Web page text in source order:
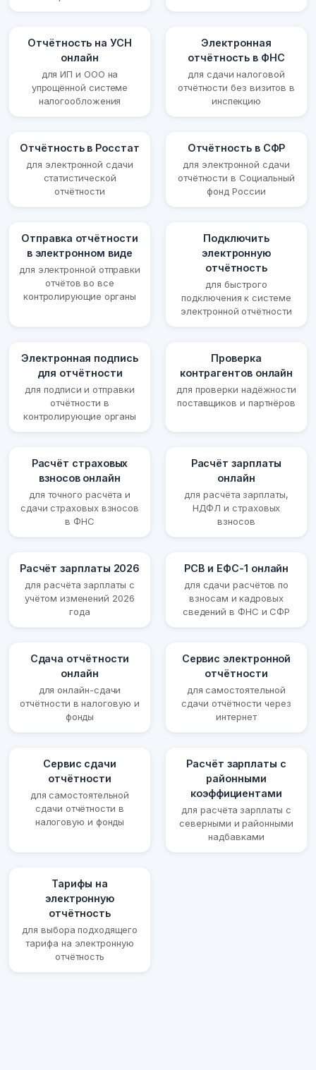
Отчётность на УСН
онлайн
для ИП и ООО на
упрощённой системе
налогообложения
Электронная
отчётность в ФНС
для сдачи налоговой
отчётности без визитов в
инспекцию
Отчётность в Росстат
для электронной сдачи
статистической
отчётности
Отчётность в СФР
для электронной сдачи
отчётности в Социальный
фонд России
Отправка отчётности
в электронном виде
для электронной отправки
отчётов во все
контролирующие органы
Подключить
электронную
отчётность
для быстрого
подключения к системе
электронной отчётности
Электронная подпись
для отчётности
для подписи и отправки
отчётности в
контролирующие органы
Проверка
контрагентов онлайн
для проверки надёжности
поставщиков и партнёров
Расчёт страховых
взносов онлайн
для точного расчёта и
сдачи страховых взносов
в ФНС
Расчёт зарплаты
онлайн
для расчёта зарплаты,
НДФЛ и страховых
взносов
Расчёт зарплаты 2026
для расчёта зарплаты с
учётом изменений 2026
года
РСВ и ЕФС-1 онлайн
для сдачи расчётов по
взносам и кадровых
сведений в ФНС и СФР
Сдача отчётности
онлайн
для онлайн-сдачи
отчётности в налоговую и
фонды
Сервис электронной
отчётности
для самостоятельной
сдачи отчётности через
интернет
Сервис сдачи
отчётности
для самостоятельной
сдачи отчётности в
налоговую и фонды
Расчёт зарплаты с
районными
коэффициентами
для расчёта зарплаты с
северными и районными
надбавками
Тарифы на
электронную
отчётность
для выбора подходящего
тарифа на электронную
отчётность